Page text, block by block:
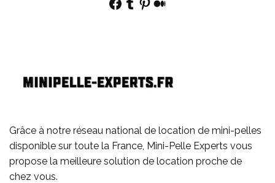
Grâce à notre réseau national de location de mini-pelles
disponible sur toute la France, Mini-Pelle Experts vous
propose la meilleure solution de location proche de
chez vous.